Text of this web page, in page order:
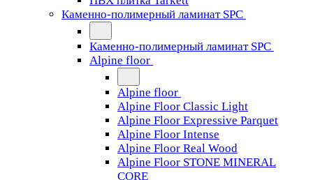
Каменно-полимерный ламинат SPC
Каменно-полимерный ламинат SPC
Alpine floor
Alpine floor
Alpine Floor Classic Light
Alpine Floor Expressive Parquet
Alpine Floor Intense
Alpine Floor Real Wood
Alpine Floor STONE MINERAL
CORE